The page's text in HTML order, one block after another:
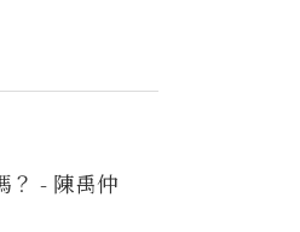
？ - 陳禹仲